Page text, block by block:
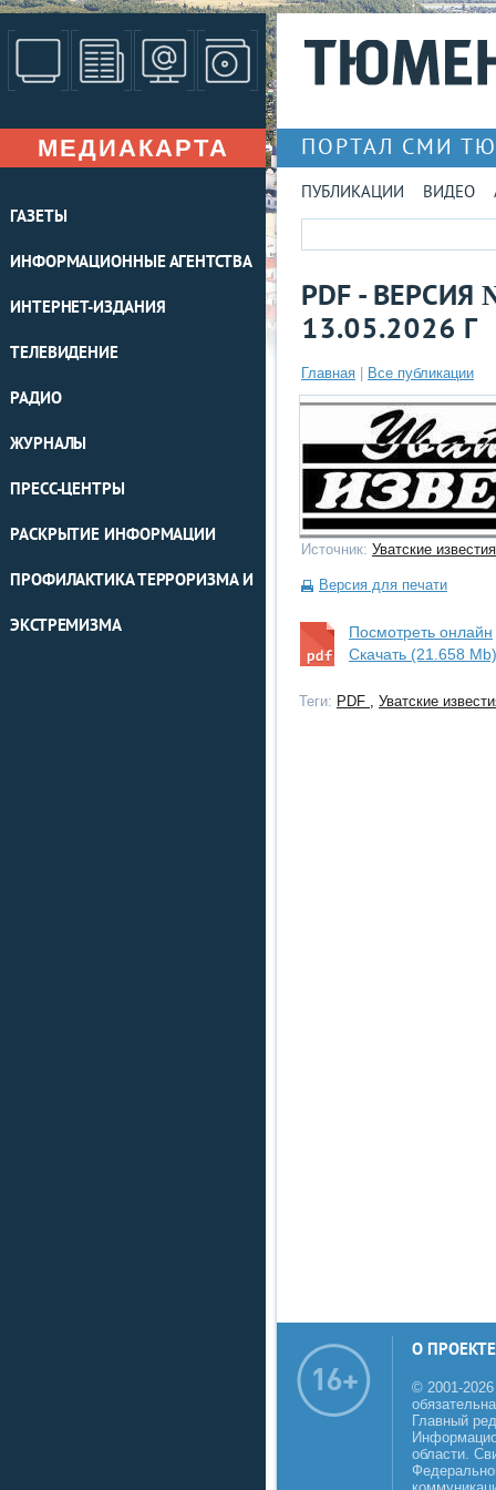
МЕДИАКАРТА
ГАЗЕТЫ
ИНФОРМАЦИОННЫЕ АГЕНТСТВА
ИНТЕРНЕТ-ИЗДАНИЯ
ТЕЛЕВИДЕНИЕ
РАДИО
ЖУРНАЛЫ
ПРЕСС-ЦЕНТРЫ
РАСКРЫТИЕ ИНФОРМАЦИИ
ПРОФИЛАКТИКА ТЕРРОРИЗМА И
ЭКСТРЕМИЗМА
ПОРТАЛ СМИ
ПУБЛИКАЦИИ ВИДЕО
PDF -
13.05.2026 Г
Главная Все публикации
Источник: Уватские известия
Версия для печати
Посмотреть онлайн
Скачать (21.658 Mb)
Теги: PDF , Уватские
О ПРОЕКТЕ
© 2001-
Главный
области.